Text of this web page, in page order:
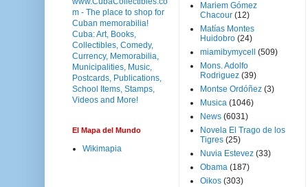
El Mapa del Mundo
Wikimapia
Mariem Gómez
Chacour (12)
Matías Montes
Huidobro (24)
miamibymycell
(509)
Mons. Adolfo
Rodriguez (39)
Montse Ordóñez (3)
Musica (1046)
News (6031)
Novela El Trago de los
Tigres (25)
Nuvia Estevez (33)
Obama (187)
Oikos (303)